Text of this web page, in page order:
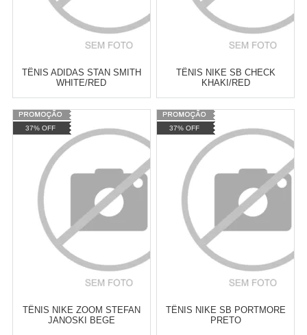
TÊNIS ADIDAS STAN SMITH
WHITE/RED
Varejo:
Atacado: R$ 2.550,90 (Apenas
Revendedor)
10 x
Cat:
COMPRAR
TÊNIS NIKE SB CHECK
KHAKI/RED
Varejo:
Atacado: R$ 2.550,90 (Apenas
Revendedor)
10
Cat:
COMPRAR
37% OFF
TÊNIS NIKE ZOOM STEFAN
JANOSKI BEGE
37% OFF
TÊNIS NIKE SB PORTMORE
PRETO